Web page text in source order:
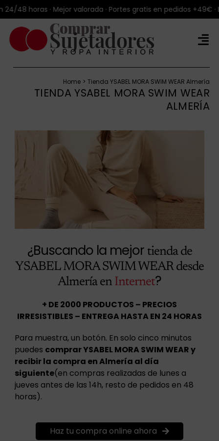
Saltar
al
contenido
horas · Mejor valorada · Portes gratis en pedidos +49€ ·
Tienda Online
Productos
Blog
Sobre Talla100®
Home Tienda YSABEL MORA SWIM WEAR Almería
TIENDA YSABEL MORA SWIM WEAR
ALMERÍA
¿Buscando la mejor tienda de
YSABEL MORA SWIM WEAR desde
Almería enInternet?
+ DE 2000 PRODUCTOS – PRECIOS
IRRESISTIBLES – ENTREGA HASTA EN 24 HORAS
Para muestra, un botón. En solo cinco minutos
puedes comprar YSABEL MORA SWIM WEAR y
recibir la compra en Almería al día
siguiente(en compras realizadas de lunes a
jueves antes de las 14h, resto de pedidos en 48
horas).
Haz tu compra online ahora